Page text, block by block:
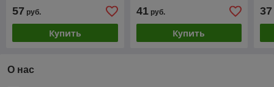
57 руб.
Купить
41руб.
Купить
37
О нас